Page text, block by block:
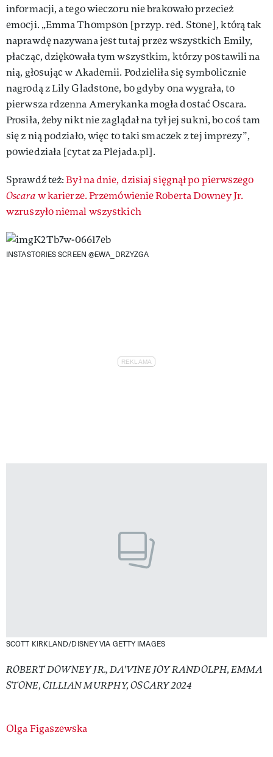
informacji, a tego wieczoru nie brakowało przecież
emocji. „Emma Thompson [przyp. red. Stone], którą tak
naprawdę nazywana jest tutaj przez wszystkich Emily,
płacząc, dziękowała tym wszystkim, którzy postawili na
nią, głosując w Akademii. Podzieliła się symbolicznie
nagrodą z Lily Gladstone, bo gdyby ona wygrała, to
pierwsza rdzenna Amerykanka mogła dostać Oscara.
Prosiła, żeby nikt nie zaglądał na tył jej sukni, bo coś tam
się z nią podziało, więc to taki smaczek z tej imprezy”,
powiedziała [cytat za Plejada.pl].
Sprawdź też:Był na dnie, dzisiaj sięgnął po pierwszego
Oscaraw karierze. Przemówienie Roberta Downey Jr.
wzruszyło niemal wszystkich
INSTASTORIES SCREEN @EWA_DRZYZGA
SCOTT KIRKLAND/DISNEY VIA GETTY IMAGES
ROBERT DOWNEY JR., DA'VINE JOY RANDOLPH, EMMA
STONE, CILLIAN MURPHY, OSCARY 2024
Authors
Olga Figaszewska